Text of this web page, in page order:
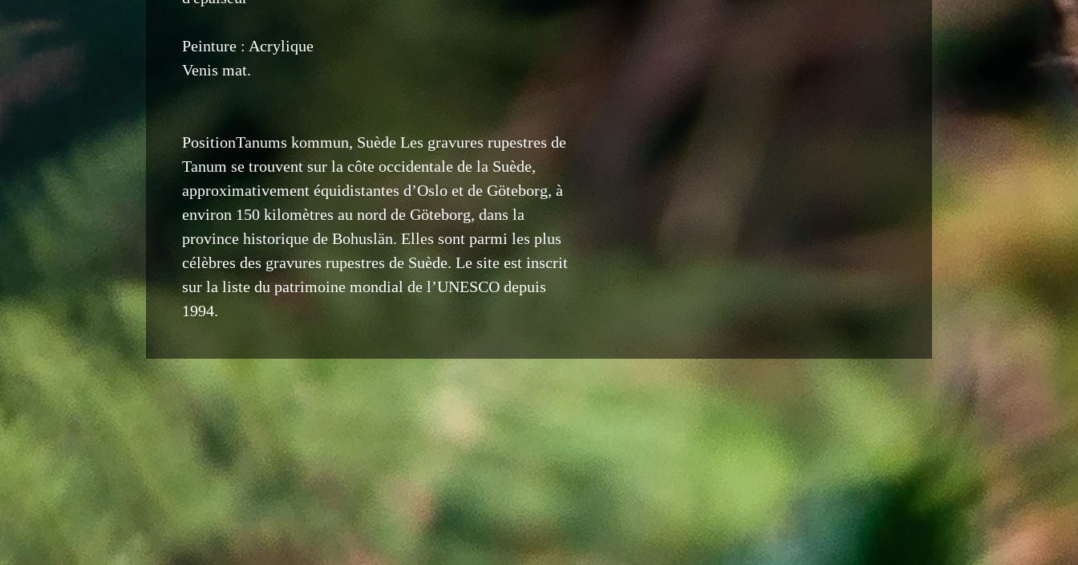
Peinture : Acrylique
Venis mat.
PositionTanums kommun, Suède Les gravures rupestres de
Tanum se trouvent sur la côte occidentale de la Suède,
approximativement équidistantes d’Oslo et de Göteborg, à
environ 150 kilomètres au nord de Göteborg, dans la
province historique de Bohuslän. Elles sont parmi les plus
célèbres des gravures rupestres de Suède. Le site est inscrit
sur la liste du patrimoine mondial de l’UNESCO depuis
1994.